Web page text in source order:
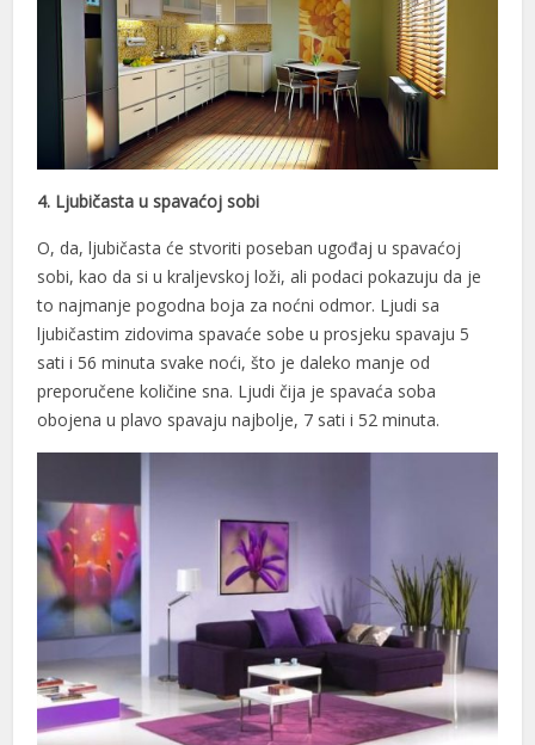
4. Ljubičasta u spavaćoj sobi
O, da, ljubičasta će stvoriti poseban ugođaj u spavaćoj
sobi, kao da si u kraljevskoj loži, ali podaci pokazuju da je
to najmanje pogodna boja za noćni odmor. Ljudi sa
ljubičastim zidovima spavaće sobe u prosjeku spavaju 5
sati i 56 minuta svake noći, što je daleko manje od
preporučene količine sna. Ljudi čija je spavaća soba
obojena u plavo spavaju najbolje, 7 sati i 52 minuta.